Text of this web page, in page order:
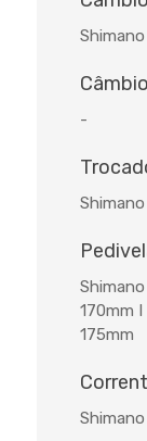
-
Shimano
170mm I
175mm